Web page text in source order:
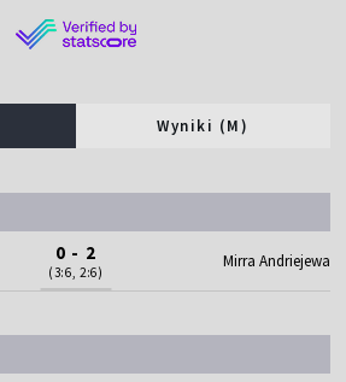
Wyniki (M)
0 - 2
(3:6, 2:6)
Mirra Andriejewa